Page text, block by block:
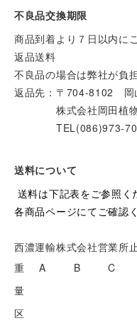
不良品交換期限
商品到着より７日以内に
返品送料
不良品の場合は弊社が負
返品先：〒704-8102 岡
株式会社岡田植物
TEL(086)973-
送料について
送料は下記表をご参照く
各商品ページにてご確認
西濃運輸株式会社営業所
重
量
区
A B C